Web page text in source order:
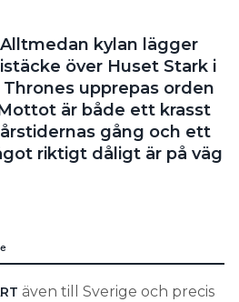
kylan lägger
över Huset Stark i
upprepas orden
är både ett krasst
gång och ett
riktigt dåligt är på väg
även till Sverige och precis